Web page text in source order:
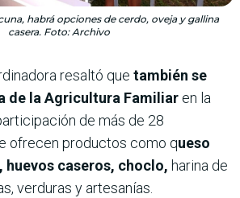
habrá opciones de cerdo, oveja y gallina
casera. Foto: Archivo
resaltó que también se
de la Agricultura Familiar en la
de más de 28
ofrecen productos como queso
huevos caseros, choclo, harina de
verduras y artesanías.